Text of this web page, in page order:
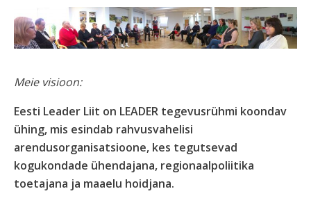
Meie visioon:
Eesti Leader Liit on LEADER tegevusrühmi koondav
ühing, mis esindab rahvusvahelisi
arendusorganisatsioone, kes tegutsevad
kogukondade ühendajana, regionaalpoliitika
toetajana ja maaelu hoidjana.